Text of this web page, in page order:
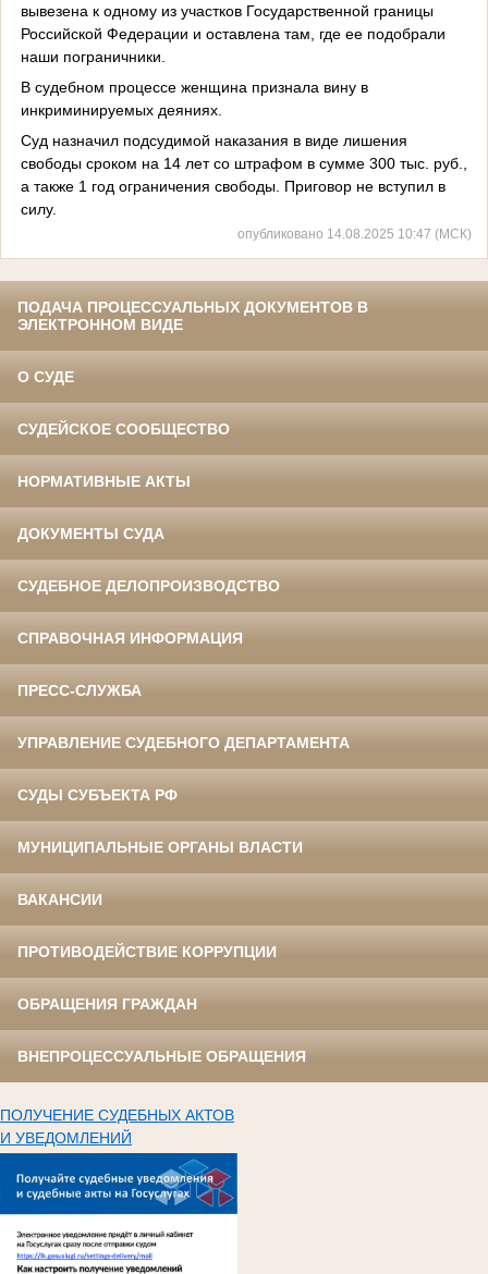
вывезена к одному из участков Государственной границы
Российской Федерации и оставлена там, где ее подобрали
наши пограничники.
В судебном процессе женщина признала вину в
инкриминируемых деяниях.
Суд назначил подсудимой наказания в виде лишения
свободы сроком на 14 лет со штрафом в сумме 300 тыс. руб.,
а также 1 год ограничения свободы. Приговор не вступил в
силу.
опубликовано 14.08.2025 10:47 (МСК)
ПОДАЧА ПРОЦЕССУАЛЬНЫХ ДОКУМЕНТОВ В
ЭЛЕКТРОННОМ ВИДЕ
О СУДЕ
СУДЕЙСКОЕ СООБЩЕСТВО
НОРМАТИВНЫЕ АКТЫ
ДОКУМЕНТЫ СУДА
СУДЕБНОЕ ДЕЛОПРОИЗВОДСТВО
СПРАВОЧНАЯ ИНФОРМАЦИЯ
ПРЕСС-СЛУЖБА
УПРАВЛЕНИЕ СУДЕБНОГО ДЕПАРТАМЕНТА
СУДЫ СУБЪЕКТА РФ
МУНИЦИПАЛЬНЫЕ ОРГАНЫ ВЛАСТИ
ВАКАНСИИ
ПРОТИВОДЕЙСТВИЕ КОРРУПЦИИ
ОБРАЩЕНИЯ ГРАЖДАН
ВНЕПРОЦЕССУАЛЬНЫЕ ОБРАЩЕНИЯ
ПОЛУЧЕНИЕ СУДЕБНЫХ АКТОВ
И УВЕДОМЛЕНИЙ